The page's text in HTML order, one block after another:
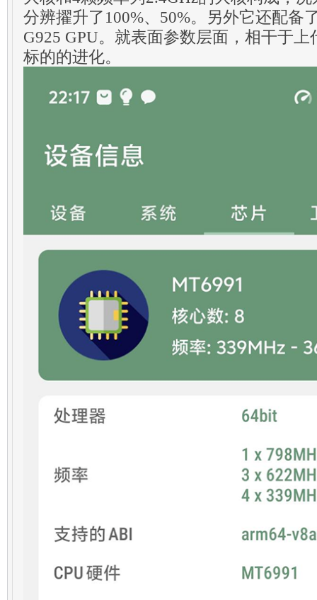
分辨擢升了100%、50%。另外它还配备
G925 GPU。就表面参数层面，相干于
标的的进化。